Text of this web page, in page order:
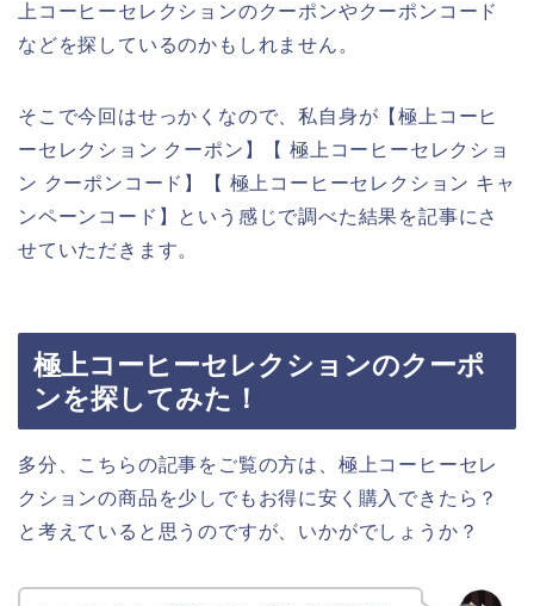
上コーヒーセレクションのクーポンやクーポンコード
などを探しているのかもしれません。
そこで今回はせっかくなので、私自身が【極上コーヒ
ーセレクション クーポン】【 極上コーヒーセレクショ
ン クーポンコード】【 極上コーヒーセレクション キャ
ンペーンコード】という感じで調べた結果を記事にさ
せていただきます。
極上コーヒーセレクションのクーポ
ンを探してみた！
多分、こちらの記事をご覧の方は、極上コーヒーセレ
クションの商品を少しでもお得に安く購入できたら？
と考えていると思うのですが、いかがでしょうか？